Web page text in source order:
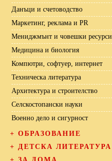
Данъци и счетоводство
Маркетинг, реклама и PR
Мениджмънт и човешки ресурси
Медицина и биология
Компютри, софтуер, интернет
Техническа литература
Архитектура и строителство
Селскостопански науки
Военно дело и сигурност
+ ОБРАЗОВАНИЕ
+ ДЕТСКА ЛИТЕРАТУРА